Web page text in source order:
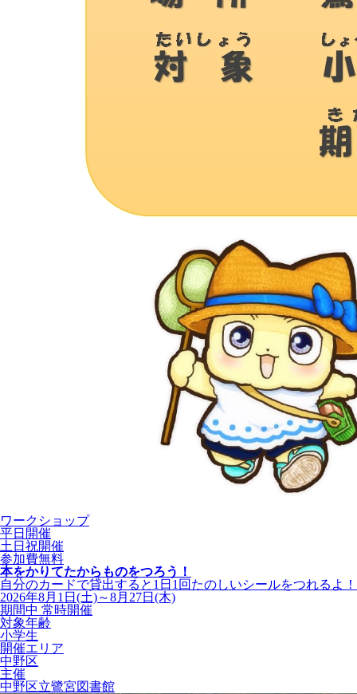
ワークショップ
平日開催
土日祝開催
参加費無料
本をかりてたからものをつろう！
自分のカードで貸出すると1日1回たのしいシールをつれるよ！
2026年8月1日(土)～8月27日(木)
期間中 常時開催
対象年齢
小学生
開催エリア
中野区
主催
中野区立鷺宮図書館